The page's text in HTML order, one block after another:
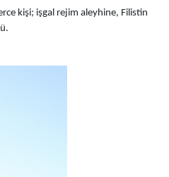
kişi; işgal rejim aleyhine, Filistin